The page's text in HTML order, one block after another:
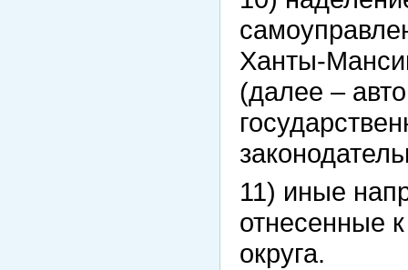
Ханты-
(далее –
11) иные
отнесенные
округа.